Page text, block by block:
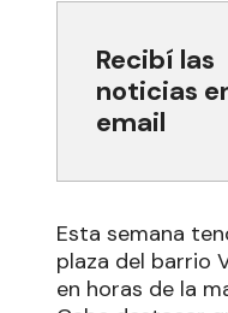
Recibí las
noticias
email
Esta semana
plaza del barrio
en horas de la